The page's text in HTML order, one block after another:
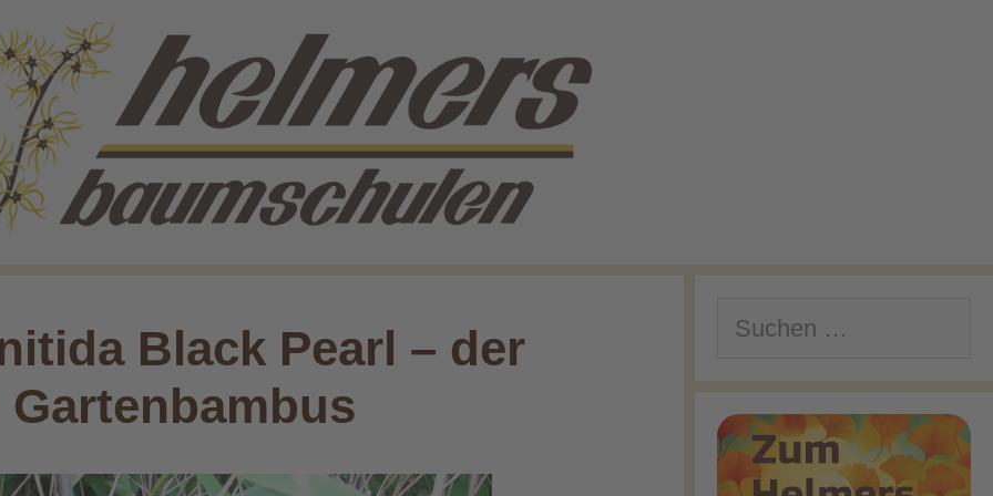
Black Pearl – der
Gartenbambus
nach: